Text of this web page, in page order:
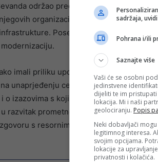
održao predavanje studentima na
organizacijskih cjelina te ključnih
Poseban je naglasak stavljen
imali priliku upoznati se s konkretnim
unaprjeđenju cestovne infrastrukture i
o izazovima s kojima se prometni sektor
razvitak prometne mreže, a studenti su,
s resornim ministrom.
sadržaja,
Pohrana i/ili
Saznajte više
Vaši će se osobni
jedinstvene
dijeliti te im
lokacija. Mi i naši
geolociranju. Popis
Neki dobavljači
legitimnog interesa.
svojim opcijama.
lokacije za
privatnosti i kolačića.